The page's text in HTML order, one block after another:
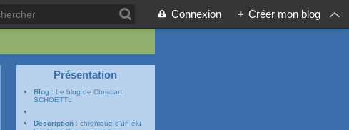
Connexion + Créer mon blog
Présentation
Blog : Le blog de Christian
SCHOETTL
Description : chronique d'un élu